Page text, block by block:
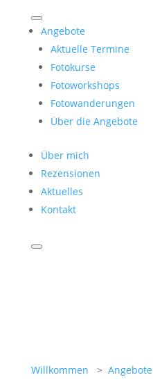
Angebote
Aktuelle Termine
Fotokurse
Fotoworkshops
Fotowanderungen
Über die Angebote
Über mich
Rezensionen
Aktuelles
Kontakt
Willkommen > Angebote